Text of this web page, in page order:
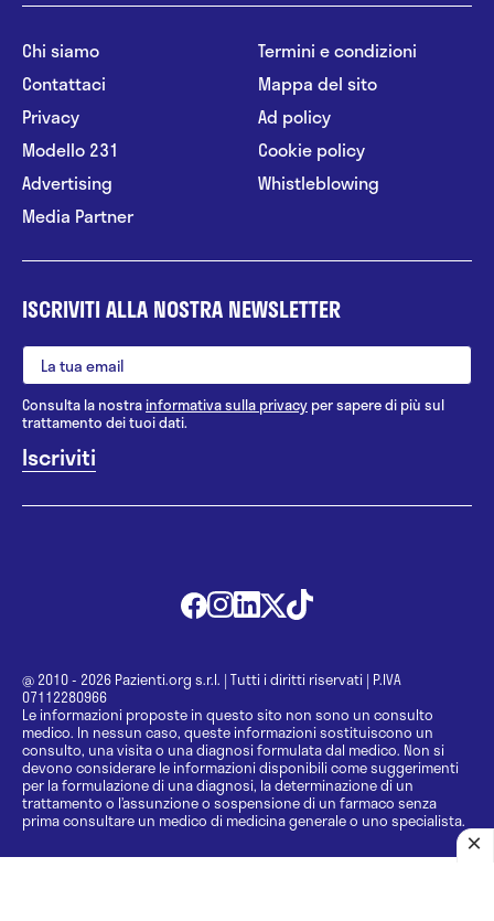
Chi siamo
Contattaci
Privacy
Modello 231
Advertising
Media Partner
Termini e condizioni
Mappa del sito
Ad policy
Cookie policy
Whistleblowing
ISCRIVITI ALLA NOSTRA NEWSLETTER
Consulta la nostrainformativa sulla privacy per sapere di più sul
trattamento dei tuoi dati.
@ 2010 - 2026 Pazienti.org s.r.l. | Tutti i diritti riservati | P.IVA
07112280966
Le informazioni proposte in questo sito non sono un consulto
medico. In nessun caso, queste informazioni sostituiscono un
consulto, una visita o una diagnosi formulata dal medico. Non si
devono considerare le informazioni disponibili come suggerimenti
per la formulazione di una diagnosi, la determinazione di un
trattamento o l’assunzione o sospensione di un farmaco senza
prima consultare un medico di medicina generale o uno specialista.